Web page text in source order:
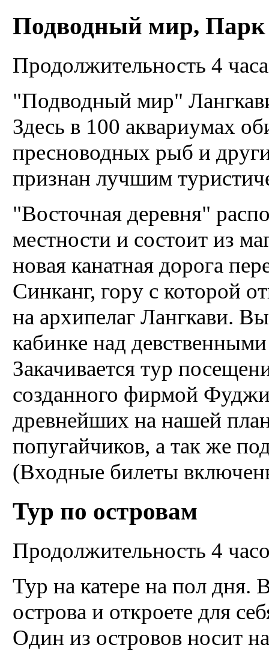
Подводный мир, Парк
Продолжительность 4 часа
"Подводный мир"
Здесь в 100 аквариумах
пресноводных рыб и
признан лучшим
"Восточная деревня"
местности и состоит из
новая канатная дорога
Синканг, гору с которой
на архипелаг Лангкави.
кабинке над
Закачивается тур
созданного фирмой
древнейших на нашей
попугайчиков, а так же
(Входные билеты
Тур по островам
Продолжительность 4
Тур на катере на пол
острова и откроете для
Один из островов носит